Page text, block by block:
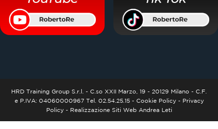
HRD Training Group S.r.l. - C.so XXII Marzo, 19 - 20129 Milano - C.F.
e P.IVA: 04060000967 Tel. 02.54.25.15 - Cookie Policy- Privacy
Policy- Realizzazione Siti Web Andrea Leti